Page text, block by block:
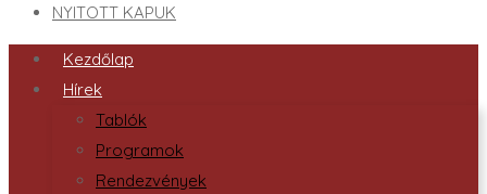
NYITOTT KAPUK
Kezdőlap
Hírek
Tablók
Programok
Rendezvények